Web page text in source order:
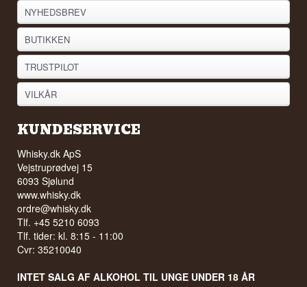
NYHEDSBREV
BUTIKKEN
TRUSTPILOT
VILKÅR
KUNDESERVICE
Whisky.dk ApS
Vejstruprødvej 15
6093 Sjølund
www.whisky.dk
ordre@whisky.dk
Tlf. +45 5210 6093
Tlf. tider: kl. 8:15 - 11:00
Cvr: 35210040
INTET SALG AF ALKOHOL TIL UNGE UNDER 18 ÅR